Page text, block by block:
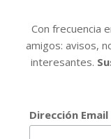
Con frecuencia
amigos: avisos,
interesantes.
Dirección Email